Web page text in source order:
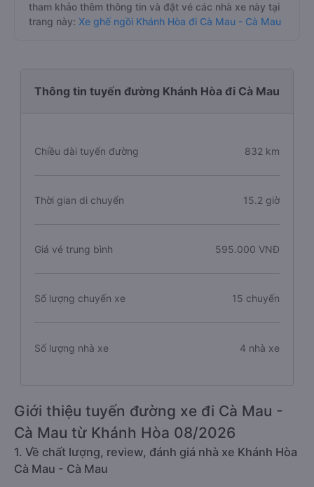
tham khảo thêm thông tin và đặt vé các nhà xe này tại
trang này: Xe ghế ngồi Khánh Hòa đi Cà Mau - Cà Mau
Thông tin tuyến đường Khánh Hòa đi Cà Mau
Chiều dài tuyến đường 832 km
Thời gian di chuyển 15.2 giờ
Giá vé trung bình 595.000 VNĐ
Số lượng chuyến xe 15 chuyến
Số lượng nhà xe 4 nhà xe
Giới thiệu tuyến đường xe đi Cà Mau -
Cà Mau từ Khánh Hòa 08/2026
1. Về chất lượng, review, đánh giá nhà xe Khánh Hòa
Cà Mau - Cà Mau